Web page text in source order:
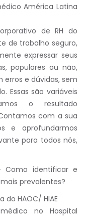
América Latina
de RH do
de trabalho seguro,
expressar seus
populares ou não,
e dúvidas, sem
Essas são variáveis
o resultado
com a sua
e aprofundarmos
para todos nós,
Como identificar e
prevalentes?
HAOC/ HIAE
no Hospital